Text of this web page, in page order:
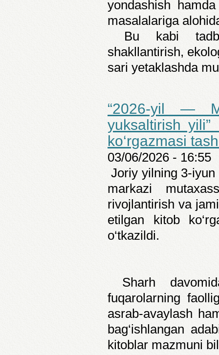
yondashish
masalalariga
Bu kabi
shakllantirish,
sari yetaklashda
“2026-yil —
yuksaltirish
ko‘rgazmasi
03/06/2026 - 16:55
Joriy yilning 3-iyun
markazi
rivojlantirish va
etilgan kitob
o‘tkazildi.
Sharh
fuqarolarning
asrab-avaylash
bag‘ishlangan
kitoblar mazmuni